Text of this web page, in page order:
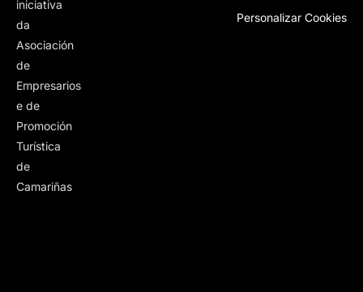
iniciativa
da
Asociación
de
Empresarios
e de
Promoción
Turística
de
Camariñas
Personalizar Cookies